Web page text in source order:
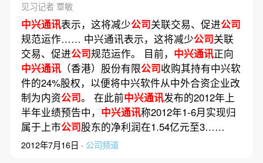
见习记者 覃敏
中兴通讯表示，这将减少公司关联交易、促进公司
规范运作…… 中兴通讯表示，这将减少公司关联
交易、促进公司规范运作。 目前， 中兴通讯正向
中兴通讯（香港）股份有限公司收购其持有中兴软
件的24%股权，以便将中兴软件从中外合资企业改
制为内资公司。 在此前中兴通讯发布的2012年上
半年业绩预告中， 中兴通讯称2012年1-6月实现归
属于上市公司股东的净利润在1.54亿元至3……
2012年7月16日 · 公司频道